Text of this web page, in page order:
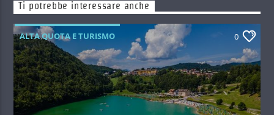
Ti potrebbe interessare anche
ALTA QUOTA E TURISMO 0